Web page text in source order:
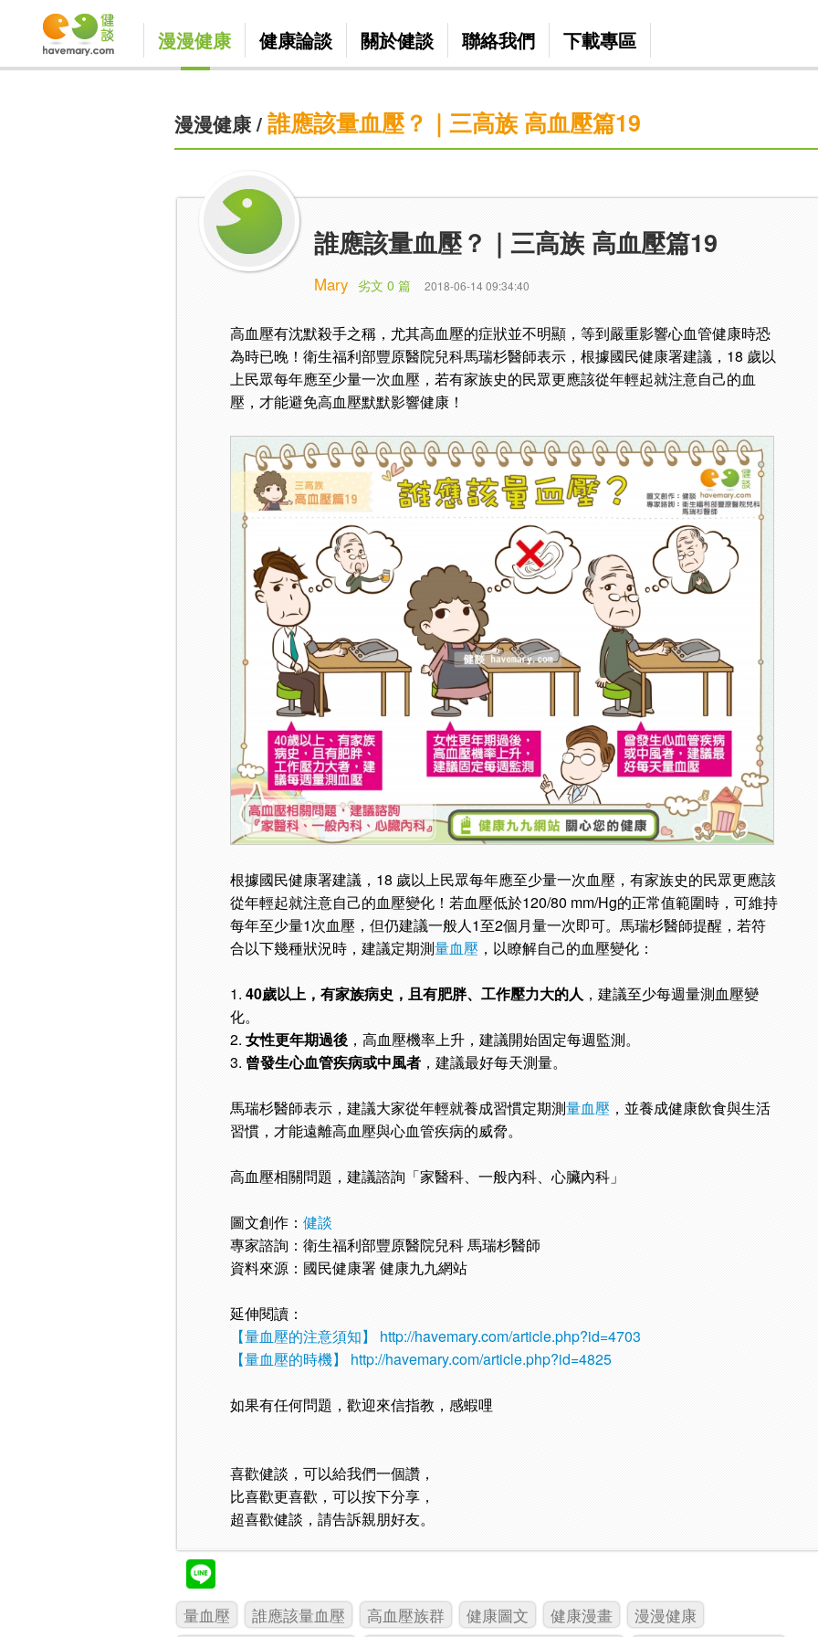
漫漫健康 健康論談 關於健談 聯絡我們 下載專區
漫漫健康/ 誰應該量血壓？｜三高族 高血壓篇19
誰應該量血壓？｜三高族 高血壓篇19
Mary 劣文 0 篇 2018-06-14 09:34:40
高血壓有沈默殺手之稱，尤其高血壓的症狀並不明顯，等到嚴重影響心血管健康時恐
為時已晚！衛生福利部豐原醫院兒科馬瑞杉醫師表示，根據國民健康署建議，18 歲以
上民眾每年應至少量一次血壓，若有家族史的民眾更應該從年輕起就注意自己的血
壓，才能避免高血壓默默影響健康！
根據國民健康署建議，18 歲以上民眾每年應至少量一次血壓，有家族史的民眾更應該
從年輕起就注意自己的血壓變化！若血壓低於120/80 mm/Hg的正常值範圍時，可維持
每年至少量1次血壓，但仍建議一般人1至2個月量一次即可。馬瑞杉醫師提醒，若符
合以下幾種狀況時，建議定期測量血壓 ，以瞭解自己的血壓變化：
1.40歲以上，有家族病史，且有肥胖、工作壓力大的人 ，建議至少每週量測血壓變
化。
2.女性更年期過後 ，高血壓機率上升，建議開始固定每週監測。
3. 曾發生心血管疾病或中風者 ，建議最好每天測量。
馬瑞杉醫師表示，建議大家從年輕就養成習慣定期測量血壓 ，並養成健康飲食與生活
習慣，才能遠離高血壓與心血管疾病的威脅。
高血壓相關問題，建議諮詢「家醫科、一般內科、心臟內科」
圖文創作：健談
專家諮詢：衛生福利部豐原醫院兒科 馬瑞杉醫師
資料來源：國民健康署 健康九九網站
延伸閱讀：
【量血壓的注意須知】
http://havemary.com/article.php?id=4703
【量血壓的時機】
http://havemary.com/article.php?id=4825
如果有任何問題，歡迎來信指教，感蝦哩
喜歡健談，可以給我們一個讚，
比喜歡更喜歡，可以按下分享，
超喜歡健談，請告訴親朋好友。
量血壓 誰應該量血壓 高血壓族群 健康圖文 健康漫畫
漫漫健康